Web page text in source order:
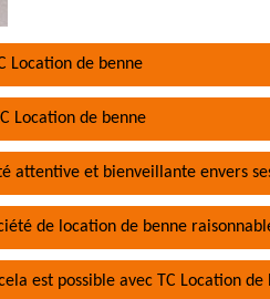
Location de benne
Location de benne
attentive et bienveillante envers
de location de benne
est possible avec TC Location de